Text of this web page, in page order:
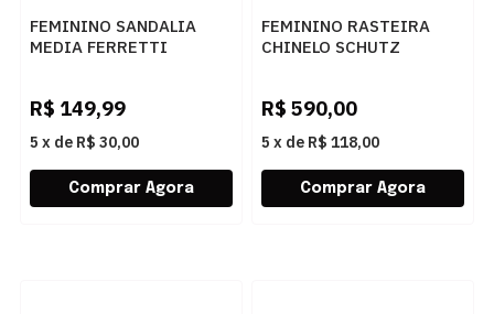
FEMININO SANDALIA
MEDIA FERRETTI
R$ 149,99
5 x de R$ 30,00
FEMININO RASTEIRA
CHINELO SCHUTZ
R$ 590,00
5 x de R$ 118,00